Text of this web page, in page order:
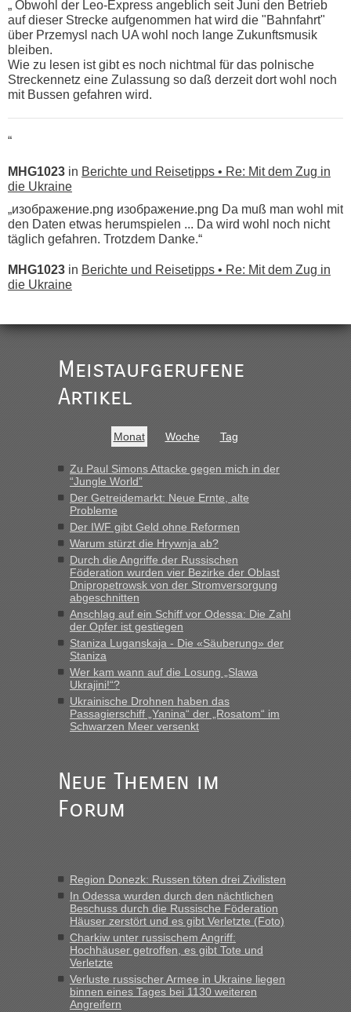
„ Obwohl der Leo-Express angeblich seit Juni den Betrieb
auf dieser Strecke aufgenommen hat wird die "Bahnfahrt"
über Przemysl nach UA wohl noch lange Zukunftsmusik
bleiben.
Wie zu lesen ist gibt es noch nichtmal für das polnische
Streckennetz eine Zulassung so daß derzeit dort wohl noch
mit Bussen gefahren wird.
“
MHG1023 in Berichte und Reisetipps • Re: Mit dem Zug in
die Ukraine
„изображение.png изображение.png Da muß man wohl mit
den Daten etwas herumspielen ... Da wird wohl noch nicht
täglich gefahren. Trotzdem Danke.“
MHG1023 in Berichte und Reisetipps • Re: Mit dem Zug in
die Ukraine
Ist korrekt, aber ich finde man hätte trotzdem im Text gleich
darauf hinweisen können.
War aber nicht "böse" gemeint ...
buchbar - warum auch immer ...
Hab´s versucht - bekomme aber immer angezeigt "auf dieser
Strecke fahren wir nicht"
MHG1023 inBerichte und Reisetipps • Re: Mit dem Zug in
die Ukraine
„Man sollte aber explizit dazu schreiben, daß es ein Zug von
LeoExpress ist - und nur auf deren Webseite kann man die
Fahrkarten kaufen. Zumindest ist es die erste Umsteigefreie
Verbindung von Deutschland...“
Recht, Visa und Dokumente • Re: Deklaration
gebrauchter Kleidung beim Zoll
„Vielen Dank, mit einem Briefchen meiner Frau im Gepäck
gab es keine Probleme“
fast 11 Milliarden aufgedeckt
„Am besten wäre natürlich, wenn die Frau mit dabei ist.
Alleinreisende Männer stehen schließlich immer unter
Milliarden aufgedeckt
„Kein Zoll. Du musst an sich nur sagen dass das privat ist
und du nicht damit handeln willst. So lange das nicht
Originalverpackt ist und ersichlich das nicht neu sollte es
keine Probleme geben“
Recht, Visa und Dokumente • Deklaration
gebrauchter Kleidung beim Zoll
Meistaufgerufene
Artikel
Monat Woche Tag
Zu Paul Simons Attacke gegen mich in der
“Jungle World”
Der Getreidemarkt: Neue Ernte, alte
Probleme
Der IWF gibt Geld ohne Reformen
Warum stürzt die Hrywnja ab?
Durch die Angriffe der Russischen
Föderation wurden vier Bezirke der Oblast
Dnipropetrowsk von der Stromversorgung
abgeschnitten
Anschlag auf ein Schiff vor Odessa: Die Zahl
der Opfer ist gestiegen
Staniza Luganskaja - Die «Säuberung» der
Staniza
Wer kam wann auf die Losung „Slawa
Ukrajini!“?
Ukrainische Drohnen haben das
Passagierschiff „Yanina“ der „Rosatom“ im
Schwarzen Meer versenkt
Neue Themen im
Forum
Region Donezk: Russen töten drei Zivilisten
In Odessa wurden durch den nächtlichen
Beschuss durch die Russische Föderation
Häuser zerstört und es gibt Verletzte (Foto)
Charkiw unter russischem Angriff:
Hochhäuser getroffen, es gibt Tote und
Verletzte
Verluste russischer Armee in Ukraine liegen
binnen eines Tages bei 1130 weiteren
Angreifern